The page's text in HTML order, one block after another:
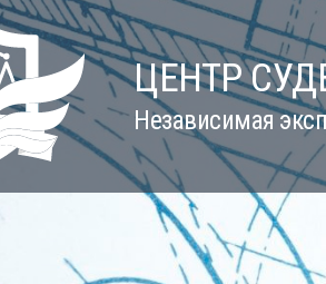
ЦЕНТР
Независимая